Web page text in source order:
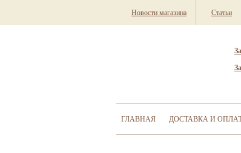
Новости магазина Статьи
ГЛАВНАЯ ДОСТАВКА И